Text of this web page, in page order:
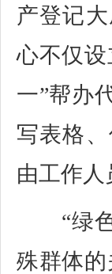
产登记
心不仅
一”帮办
写表格
由工作人
“绿色
殊群体